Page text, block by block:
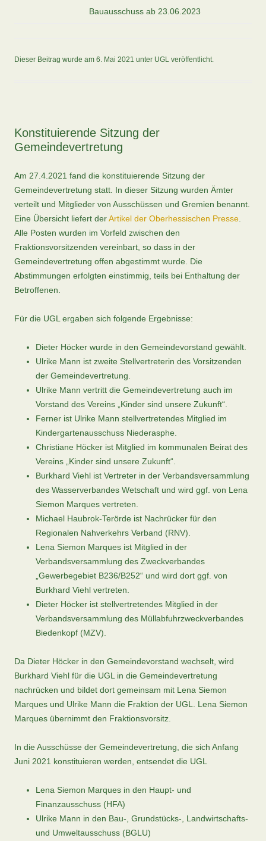
Bauausschuss ab 23.06.2023
Dieser Beitrag wurde am 6. Mai 2021 unter UGL veröffentlicht.
Konstituierende Sitzung der
Gemeindevertretung
Am 27.4.2021 fand die konstituierende Sitzung der
Gemeindevertretung statt. In dieser Sitzung wurden Ämter
verteilt und Mitglieder von Ausschüssen und Gremien benannt.
Eine Übersicht liefert derArtikel der Oberhessischen Presse
Alle Posten wurden im Vorfeld zwischen den
Fraktionsvorsitzenden vereinbart, so dass in der
Gemeindevertretung offen abgestimmt wurde. Die
Abstimmungen erfolgten einstimmig, teils bei Enthaltung der
Betroffenen.
Für die UGL ergaben sich folgende Ergebnisse:
Dieter Höcker wurde in den Gemeindevorstand gewählt.
Ulrike Mann ist zweite Stellvertreterin des Vorsitzenden
der Gemeindevertretung.
Ulrike Mann vertritt die Gemeindevertretung auch im
Vorstand des Vereins „Kinder sind unsere Zukunft“.
Ferner ist Ulrike Mann stellvertretendes Mitglied im
Kindergartenausschuss Niederasphe.
Christiane Höcker ist Mitglied im kommunalen Beirat des
Vereins „Kinder sind unsere Zukunft“.
Burkhard Viehl ist Vertreter in der Verbandsversammlung
des Wasserverbandes Wetschaft und wird ggf. von Lena
Siemon Marques vertreten.
Michael Haubrok-Terörde ist Nachrücker für den
Regionalen Nahverkehrs Verband (RNV).
Lena Siemon Marques ist Mitglied in der
Verbandsversammlung des Zweckverbandes
„Gewerbegebiet B236/B252“ und wird dort ggf. von
Burkhard Viehl vertreten.
Dieter Höcker ist stellvertretendes Mitglied in der
Verbandsversammlung des Müllabfuhrzweckverbandes
Biedenkopf (MZV).
Da Dieter Höcker in den Gemeindevorstand wechselt, wird
Burkhard Viehl für die UGL in die Gemeindevertretung
nachrücken und bildet dort gemeinsam mit Lena Siemon
Marques und Ulrike Mann die Fraktion der UGL. Lena Siemon
Marques übernimmt den Fraktionsvorsitz.
In die Ausschüsse der Gemeindevertretung, die sich Anfang
Juni 2021 konstituieren werden, entsendet die UGL
Lena Siemon Marques in den Haupt- und
Finanzausschuss (HFA)
Ulrike Mann in den Bau-, Grundstücks-, Landwirtschafts-
und Umweltausschuss (BGLU)